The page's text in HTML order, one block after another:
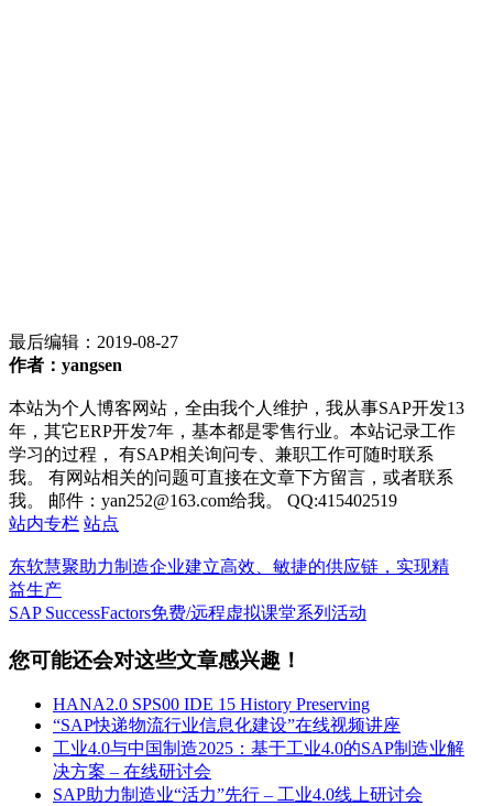
最后编辑： 2019-08-27
作者：yangsen
本站为个人博客网站，全由我个人维护，我从事SAP开发13
年，其它ERP开发7年，基本都是零售行业。本站记录工作
学习的过程， 有SAP相关询问专、兼职工作可随时联系
我。 有网站相关的问题可直接在文章下方留言，或者联系
我。 邮件：yan252@163.com给我。 QQ:415402519
站内专栏 站点
东软慧聚助力制造企业建立高效、敏捷的供应链，实现精
益生产
SAP SuccessFactors免费/远程虚拟课堂系列活动
您可能还会对这些文章感兴趣！
HANA2.0 SPS00 IDE 15 History Preserving
“SAP快递物流行业信息化建设”在线视频讲座
工业4.0与中国制造2025：基于工业4.0的SAP制造业解
决方案 – 在线研讨会
SAP助力制造业“活力”先行 – 工业4.0线上研讨会